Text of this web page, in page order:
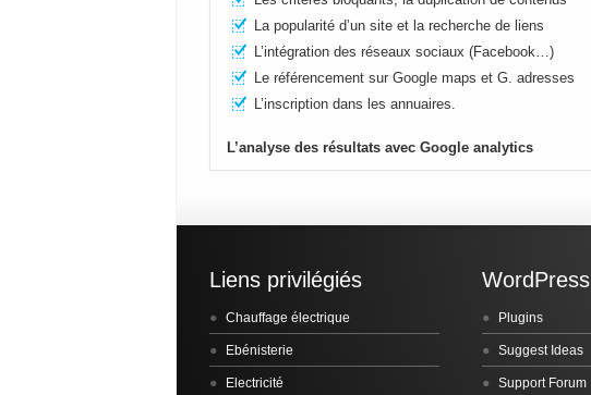
La popularité d’un site et la recherche de liens
L’intégration des réseaux sociaux (Facebook…)
Le référencement sur Google maps et G. adresses
L’inscription dans les annuaires.
L’analyse des résultats avec Google analytics
Liens privilégiés
Chauffage électrique
Ebénisterie
Electricité
WordPress
Plugins
Suggest Ideas
Support Forum